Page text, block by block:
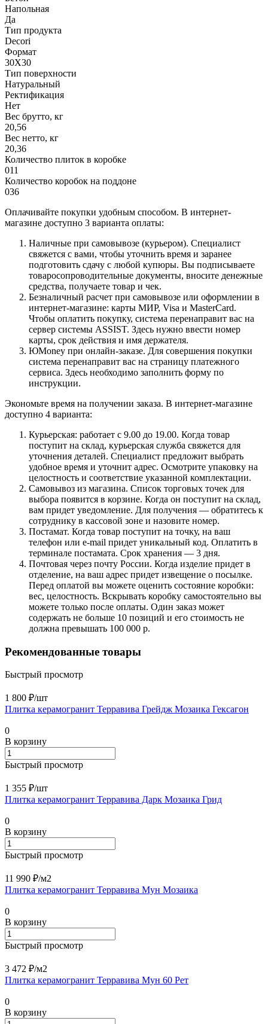
Напольная
Да
Тип продукта
Decori
Формат
30X30
Тип поверхности
Натуральный
Ректификация
Нет
Вес брутто, кг
20,56
Вес нетто, кг
20,36
Количество плиток в коробке
011
Количество коробок на поддоне
036
Оплачивайте покупки удобным способом. В интернет-
магазине доступно 3 варианта оплаты:
Наличные при самовывозе (курьером). Специалист
свяжется с вами, чтобы уточнить время и заранее
подготовить сдачу с любой купюры. Вы подписываете
товаросопроводительные документы, вносите денежные
средства, получаете товар и чек.
Безналичный расчет при самовывозе или оформлении в
интернет-магазине: карты МИР, Visa и MasterCard.
Чтобы оплатить покупку, система перенаправит вас на
сервер системы ASSIST. Здесь нужно ввести номер
карты, срок действия и имя держателя.
ЮMoney при онлайн-заказе. Для совершения покупки
система перенаправит вас на страницу платежного
сервиса. Здесь необходимо заполнить форму по
инструкции.
Экономьте время на получении заказа. В интернет-магазине
доступно 4 варианта:
Курьерская: работает с 9.00 до 19.00. Когда товар
поступит на склад, курьерская служба свяжется для
уточнения деталей. Специалист предложит выбрать
удобное время и уточнит адрес. Осмотрите упаковку на
целостность и соответствие указанной комплектации.
Самовывоз из магазина. Список торговых точек для
выбора появится в корзине. Когда он поступит на склад,
вам придет уведомление. Для получения — обратитесь к
сотруднику в кассовой зоне и назовите номер.
Постамат. Когда товар поступит на точку, на ваш
телефон или e-mail придет уникальный код. Оплатить в
терминале постамата. Срок хранения — 3 дня.
Почтовая через почту России. Когда изделие придет в
отделение, на ваш адрес придет извещение о посылке.
Перед оплатой вы можете оценить состояние коробки:
вес, целостность. Вскрывать коробку самостоятельно вы
можете только после оплаты. Один заказ может
содержать не больше 10 позиций и его стоимость не
должна превышать 100 000 р.
Рекомендованные товары
Быстрый просмотр
1 800 ₽/шт
Плитка керамогранит Терравива Грейдж Мозаика Гексагон
0
В корзину
Быстрый просмотр
1 355 ₽/шт
Плитка керамогранит Терравива Дарк Мозаика Грид
0
В корзину
Быстрый просмотр
11 990 ₽/м2
Плитка керамогранит Терравива Мун Мозаика
0
В корзину
Быстрый просмотр
3 472 ₽/м2
Плитка керамогранит Терравива Мун 60 Рет
0
В корзину